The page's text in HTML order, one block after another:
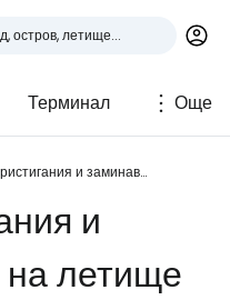
Терминал Още
Пристигания и заминавания
и
летище
туристите